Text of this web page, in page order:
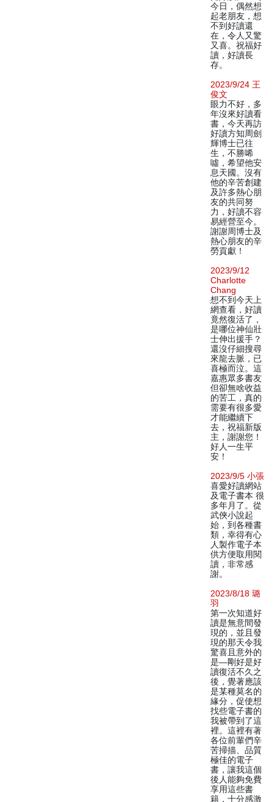
今日，偶然想
起老朋友，想
不到好讀還
在，令人又驚
又喜。祝福好
讀，好讀長
存。
2023/9/24 王
俊文
眼力不好，多
年沒來好讀看
書，今天再訪
好讀方知周劍
輝博士已往
生，不勝唏
噓，希望他安
息天國。沒有
他的辛苦創建
及許多熱心朋
友的共同努
力，好讀不容
易經營至今。
謝謝周博士及
熱心朋友的辛
勞貢獻！
2023/9/12
Charlotte
Chang
想不到今天上
網查看，好讀
竟然復活了，
是哪位神仙壯
士伸出援手？
還沒仔細搜尋
來龍去脈，已
喜極而泣。這
嘉惠眾多書友
但卻無啥收益
的苦工，真的
需要有很多愛
才能繼續下
去，祝福新版
主，謝謝您！
好人一生平
安！
2023/9/5 小張
喜愛好讀網站
及電子書本 很
多年月了。從
武俠小說起
始，到各種書
類，幸得有心
人製作電子本
供方便取用閱
讀，非常感
謝。
2023/8/18 璐
羽
第一次知道好
讀是無意間發
現的，並且發
現的那天令我
驚喜且意外的
是—剛好是好
讀復活不久之
後，覺著應該
是某種莫名的
緣分，促使想
找些電子書的
我被帶到了這
裡。這裡有著
各位前輩們辛
苦掃描、品質
極佳的電子
書，讓我這個
後人能夠免費
享用這些書
籍，十分感激